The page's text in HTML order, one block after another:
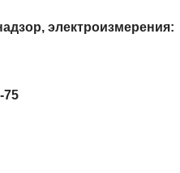
электроизмерения:
75